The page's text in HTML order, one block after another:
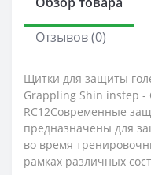
Отзывов (0)
Щитки для защиты
Grappling Shin instep -
RC12Современные
предназначены для
во время
рамках различных